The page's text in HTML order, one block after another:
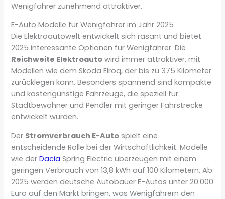
Wenigfahrer zunehmend attraktiver.
E-Auto Modelle für Wenigfahrer im Jahr 2025
Die Elektroautowelt entwickelt sich rasant und bietet
2025 interessante Optionen für Wenigfahrer. Die
Reichweite Elektroauto wird immer attraktiver, mit
Modellen wie dem Skoda Elroq, der bis zu 375 Kilometer
zurücklegen kann. Besonders spannend sind kompakte
und kostengünstige Fahrzeuge, die speziell für
Stadtbewohner und Pendler mit geringer Fahrstrecke
entwickelt wurden.
Der Stromverbrauch E-Auto spielt eine
entscheidende Rolle bei der Wirtschaftlichkeit. Modelle
wie derDacia Spring Electric überzeugen mit einem
geringen Verbrauch von 13,8 kWh auf 100 Kilometern. Ab
2025 werden deutsche Autobauer E-Autos unter 20.000
Euro auf den Markt bringen, was Wenigfahrern den